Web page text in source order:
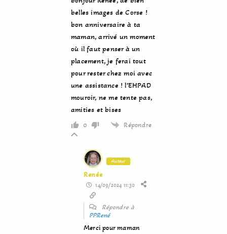
belles images de Corse !
bon anniversaire à ta
maman, arrivé un moment
où il faut penser à un
placement, je ferai tout
pour rester chez moi avec
une assistance ! l’EHPAD
mouroir, ne me tente pas,
amities et bises
0 Répondre
Auteur
Renée
14/09/2024 11:30
Répondre à
PPRené
Merci pour maman